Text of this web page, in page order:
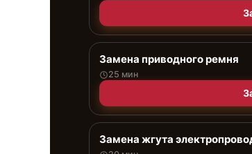
Замена приводного ремня
25 мин
Замена жгута